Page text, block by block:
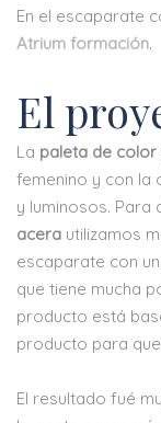
En el escaparate
Atrium formación.
El
La paleta de color
femenino y con la
y luminosos. Para
acera utilizamos
escaparate con
que tiene mucha
producto está
producto para
El resultado fué